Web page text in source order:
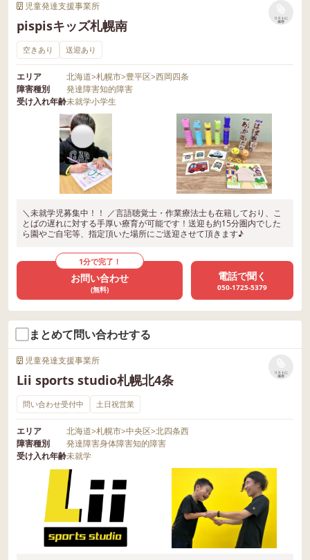
児童発達支援事業所
pispisキッズ札幌南
リストに
保存
空きあり 送迎あり
エリア 北海道>札幌市>豊平区>西岡四条
障害種別
発達障害知的障害
受け入れ年齢未就学小学生
＼未就学児募集中！！ ／言語聴覚士・作業療法士も在籍しており、こ
とばの遅れに対する手厚い療育が可能です！送迎も約15分圏内でした
ら園やご自宅等、指定頂いた場所にご送迎させて頂きます♪
1分で完了！
お問い合わせ
(無料)
電話で聞く
050-1725-5379
まとめて問い合わせする
児童発達支援事業所
Lii sports studio札幌北4条
リストに
保存
問い合わせ受付中 土日祝営業
エリア 北海道>札幌市>中央区>北四条西
障害種別
発達障害身体障害知的障害
受け入れ年齢未就学